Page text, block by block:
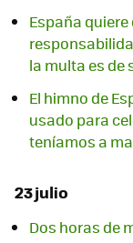
España
la multa es de
El himno de
usado para
teníamos a
23 julio
Dos horas de